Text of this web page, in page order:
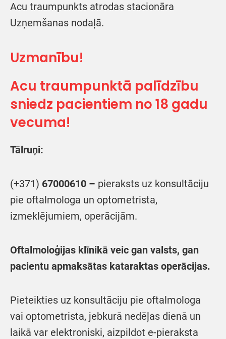
Acu traumpunkts atrodas stacionāra
Uzņemšanas nodaļā.
Uzmanību!
Acu traumpunktā palīdzību
sniedz pacientiem no 18 gadu
vecuma!
Tālruņi:
(+371) 67000610 – pieraksts uz konsultāciju
pie oftalmologa un optometrista,
izmeklējumiem, operācijām.
Oftalmoloģijas klīnikā veic gan valsts, gan
pacientu apmaksātas kataraktas operācijas.
Pieteikties uz konsultāciju pie oftalmologa
vai optometrista, jebkurā nedēļas dienā un
laikā var elektroniski, aizpildot e-pieraksta